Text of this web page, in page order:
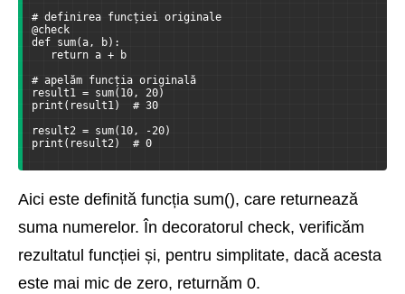
# definirea funcției originale
@check
def sum(a, b):
return a + b
# apelăm funcția originală
result1 = sum(10, 20)
print(result1)  # 30
result2 = sum(10, -20)
print(result2)  # 0
Aici este definită funcția sum(), care returnează
suma numerelor. În decoratorul check, verificăm
rezultatul funcției și, pentru simplitate, dacă acesta
este mai mic de zero, returnăm 0.